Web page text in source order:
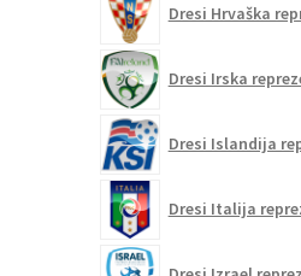
Dresi Hrvaška
Dresi Irska
Dresi Islandija
Dresi Italija